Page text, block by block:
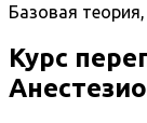
Базовая
Курс